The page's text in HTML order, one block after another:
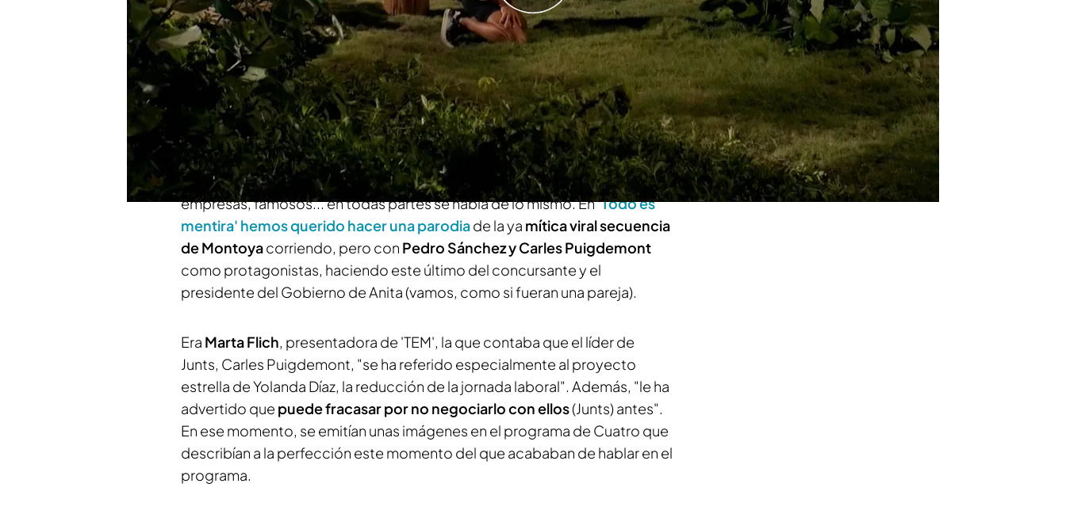
'TEM': "Soy yo quien permite los turnos de palabra, no usted"
Compartir
Montoyay su figura dentro de 'La isla de las tentaciones', además de su
secuencia yendo hasta la otra villaconSandra Barnedacorriendo detrás
de él, ha dado la vuelta al mundo. Equipos de fútbol, grandes entidades y
empresas, famosos... en todas partes se habla de lo mismo. En'Todo es
mentira' hemos querido hacer una parodiade la ya mítica viral secuencia
de Montoyacorriendo, pero con Pedro Sánchez y Carles Puigdemont
como protagonistas, haciendo este último del concursante y el
presidente del Gobierno de Anita (vamos, como si fueran una pareja).
Era Marta Flich, presentadora de 'TEM', la que contaba que el líder de
Junts, Carles Puigdemont, "se ha referido especialmente al proyecto
estrella de Yolanda Díaz, la reducción de la jornada laboral". Además, "le ha
advertido que puede fracasar por no negociarlo con ellos(Junts) antes".
En ese momento, se emitían unas imágenes en el programa de Cuatro que
describían a la perfección este momento del que acababan de hablar en el
programa.